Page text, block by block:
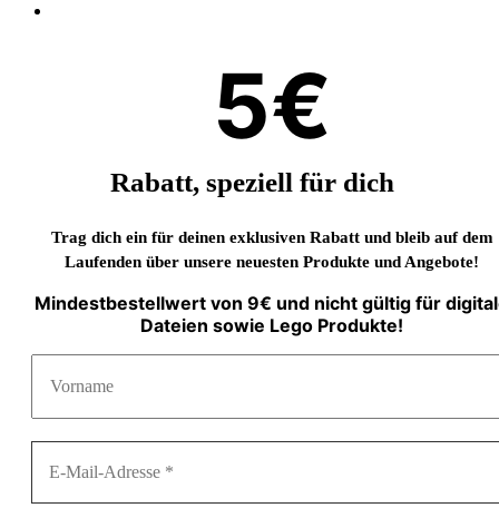
5€
Rabatt, speziell für dich
Trag dich ein für deinen exklusiven Rabatt und bleib auf dem
Laufenden über unsere neuesten Produkte und Angebote!
Mindestbestellwert von 9€ und nicht gültig für
Dateien sowie Lego Produkte!